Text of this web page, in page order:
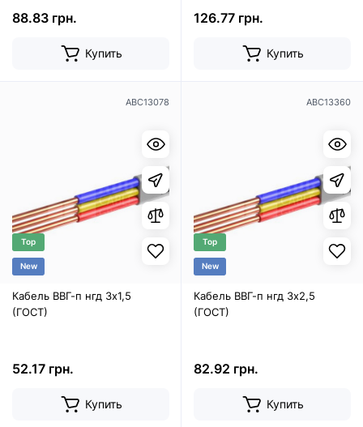
88.83 грн.
Купить
126.77 грн.
Купить
ABC13078
Top
New
Кабель ВВГ-п нгд 3х1,5
(ГОСТ)
52.17 грн.
Купить
ABC13360
Top
New
Кабель ВВГ-п нгд 3х2,5
(ГОСТ)
82.92 грн.
Купить